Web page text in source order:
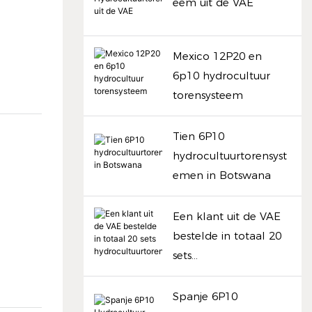
Mexico 12P20 en
6p10 hydrocultuur
torensysteem
Tien 6P10
hydrocultuurtorensyst
emen in Botswana
Een klant uit de VAE
bestelde in totaal 20
sets
hydrocultuurtorensyst
emen
Spanje 6P10